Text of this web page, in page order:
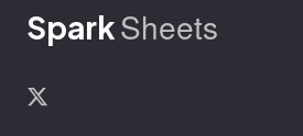
SparkSheets